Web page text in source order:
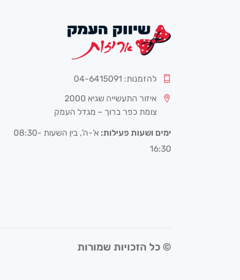
להזמנות: 04-6415091
איזור התעשייה שגיא 2000
צומת כפר ברוך – מגדל העמק
ימים ושעות פעילות:
א’-ה’, בין השעות 08:30-
16:30
© כל הזכויות שמורות